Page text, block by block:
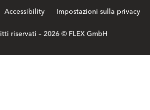
Accessibility
Impostazioni sulla privacy
riservati – 2026 © FLEX GmbH